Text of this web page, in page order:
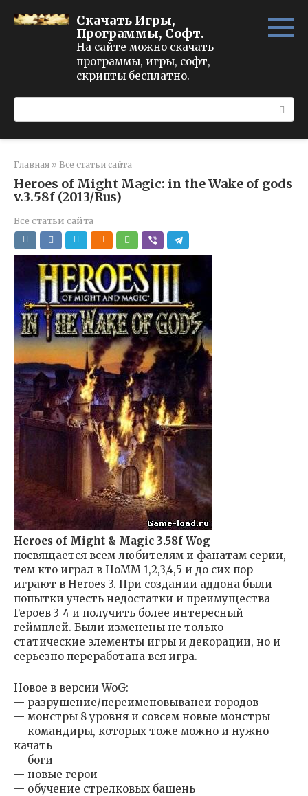
Скачать Игры,
Программы, Софт.
На сайте можно скачать
программы, игры, софт,
скрипты бесплатно.
Главная » Все статьи сайта
Heroes of Might Magic: in the Wake of gods
v.3.58f (2013/Rus)
Все статьи сайта
Heroes of Might & Magic 3.58f Wog —
посвящается всем любителям и фанатам серии,
тем кто играл в HoMM 1,2,3,4,5 и до сих пор
играют в Heroes 3. При создании аддона были
попытки учесть недостатки и преимущества
Героев 3-4 и получить более интересный
геймплей. Были изменены не только
статические элементы игры и декорации, но и
серьезно переработана вся игра.
Новое в версии WoG:
— разрушение/переименовыванеи городов
— монстры 8 уровня и совсем новые монстры
— командиры, которых тоже можно и нужно
качать
— боги
— новые герои
— обучение стрелковых башень